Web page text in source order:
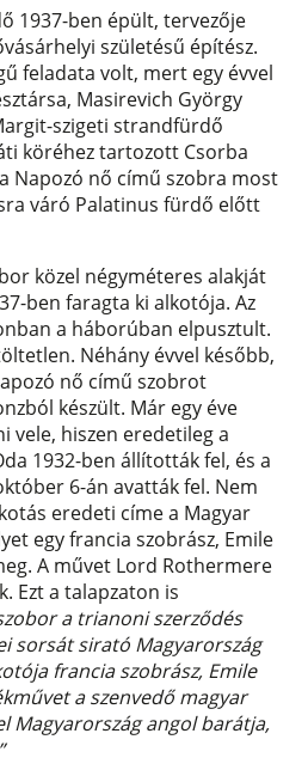
1937-ben épült, tervezője
születésű építész.
feladata volt, mert egy évvel
Masirevich György
szigeti strandfürdő
köréhez tartozott Csorba
Napozó nő című szobra most
váró Palatinus fürdő előtt
közel négyméteres alakját
ben faragta ki alkotója. Az
a háborúban elpusztult.
Néhány évvel később,
nő című szobrot
készült. Már egy éve
vele, hiszen eredetileg a
1932-ben állították fel, és a
6-án avatták fel. Nem
eredeti címe a Magyar
egy francia szobrász, Emile
A művet Lord Rothermere
Ezt a talapzaton is
a trianoni szerződés
sorsát sirató Magyarország
francia szobrász, Emile
a szenvedő magyar
Magyarország angol barátja,